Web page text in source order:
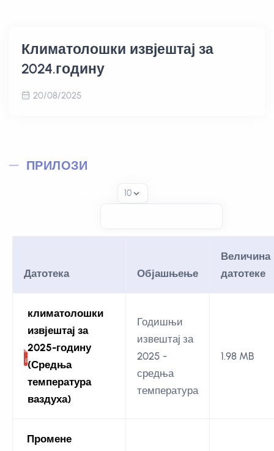
Климатолошки извјештај за
2024.годину
20/08/2025
ПРИЛОЗИ
Датотека Објашњење
Величина
датотеке
климатолошки
извјештај за
2025-годину
(Средња
температура
ваздуха)
Годишњи
извештај за
2025 -
средња
температура
1.98 MB
Промене